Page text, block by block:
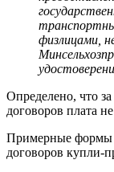
физлицами,
Определено, что
договоров плата
Примерные формы
договоров купли-